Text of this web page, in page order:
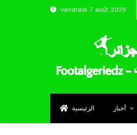
vendredi 7 août 2026
الرئيسية أخبار